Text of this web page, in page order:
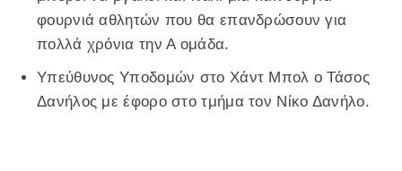
φουρνιά αθλητών που θα επανδρώσουν για
πολλά χρόνια την Α ομάδα.
Υπεύθυνος Υποδομών στο Χάντ Μπολ ο Τάσος
Δανήλος με έφορο στο τμήμα τον Νίκο Δανήλο.